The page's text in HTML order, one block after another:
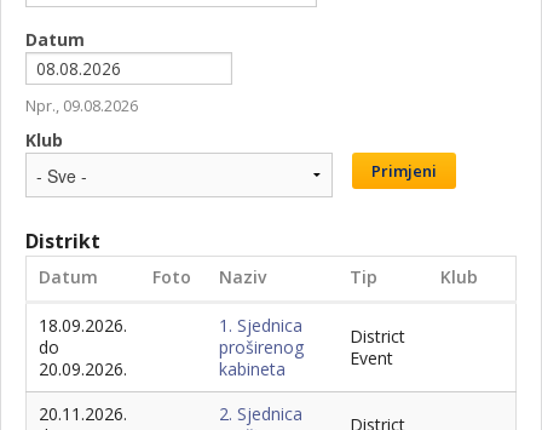
Datum
Datum
Npr., 09.08.2026
Klub
Primjeni
Distrikt
Datum Foto Naziv Tip Klub
18.09.2026.
do
20.09.2026.
1. Sjednica
proširenog
kabineta
District
Event
20.11.2026.
2. Sjednica
District